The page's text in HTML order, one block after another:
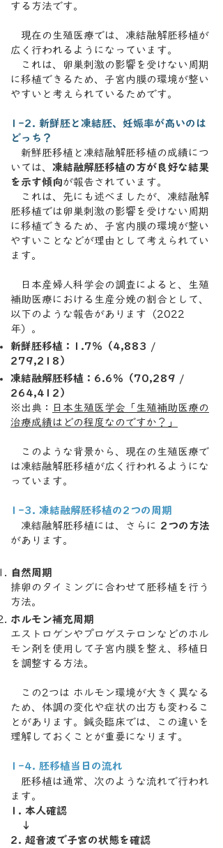
する方法です。
現在の生殖医療では、凍結融解胚移植が
広く行われるようになっています。
これは、卵巣刺激の影響を受けない周期
に移植できるため、子宮内膜の環境が整い
やすいと考えられているためです。
1-2. 新鮮胚と凍結胚、妊娠率が高いのは
どっち？
新鮮胚移植と凍結融解胚移植の成績につ
いては、 凍結融解胚移植の方が良好な結果
を示す傾向が報告されています。
これは、先にも述べましたが、凍結融解
胚移植では卵巣刺激の影響を受けない周期
に移植できるため、子宮内膜の環境が整い
やすいことなどが理由として考えられてい
ます。
日本産婦人科学会の調査によると、生殖
補助医療における生産分娩の割合として、
以下のような報告があります（2022
年）。
新鮮胚移植：1.7％（4,883 /
279,218）
凍結融解胚移植：6.6％（70,289 /
264,412）
※出典：
日本生殖医学会「生殖補助医療の
治療成績はどの程度なのですか？」
このような背景から、現在の生殖医療で
は凍結融解胚移植が広く行われるようにな
っています。
1-3. 凍結融解胚移植の2つの周期
凍結融解胚移植には、さらに 2つの方法
があります。
自然周期
排卵のタイミングに合わせて胚移植を行う
方法。
ホルモン補充周期
エストロゲンやプロゲステロンなどのホル
モン剤を使用して子宮内膜を整え、移植日
を調整する方法。
この2つは ホルモン環境が大きく異なる
ため、体調の変化や症状の出方も変わるこ
とがあります。鍼灸臨床では、この違いを
理解しておくことが重要になります。
1-4. 胚移植当日の流れ
胚移植は通常、次のような流れで行われ
ます。
1. 本人確認
↓
2. 超音波で子宮の状態を確認